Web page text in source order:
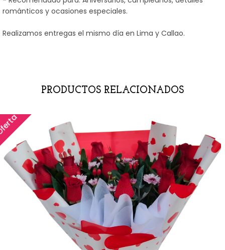
románticos y ocasiones especiales.
Realizamos entregas el mismo día en Lima y Callao.
PRODUCTOS RELACIONADOS